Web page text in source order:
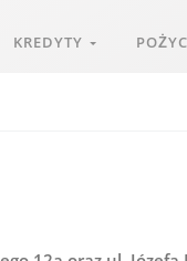
KREDYTY